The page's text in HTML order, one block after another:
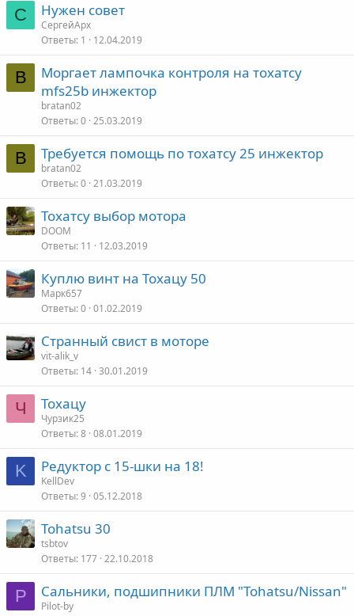
С Нужен совет
СергейАрх
Ответы 1 12.04.2019
B
Моргает лампочка контроля на тохатсу
mfs25b инжектор
bratan02
Ответы 0 25.03.2019
B Требуется помощь по тохатсу 25 инжектор
bratan02
Ответы 0 21.03.2019
Тохатсу выбор мотора
DOOM
Ответы 11 12.03.2019
Куплю винт на Тохацу 50
Марк657
Ответы 0 01.02.2019
Странный свист в моторе
vit-alik_v
Ответы 14 30.01.2019
Ч Тохацу
Чурзик25
Ответы 8 08.01.2019
K Редуктор с 15-шки на 18!
KellDev
Ответы 9 05.12.2018
Tohatsu 30
tsbtov
Ответы 177 22.10.2018
P Сальники, подшипники ПЛМ "Tohatsu/Nissan"
Pilot-by